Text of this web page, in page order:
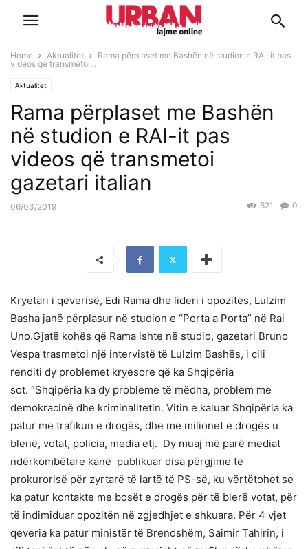
Home Aktualitet
Rama përplaset me Bashën në studion e RAI-it pas
videos që transmetoi...
Aktualitet
Rama përplaset me Bashën
në studion e RAI-it pas
videos që transmetoi
gazetari italian
06/03/2019 0
621
Kryetari i qeverisë, Edi Rama dhe lideri i opozitës, Lulzim
Basha janë përplasur në studion e “Porta a Porta” në Rai
Uno.Gjatë kohës që Rama ishte në studio, gazetari Bruno
Vespa trasmetoi një intervistë të Lulzim Bashës, i cili
renditi dy problemet kryesore që ka Shqipëria
sot. “Shqipëria ka dy probleme të mëdha, problem me
demokracinë dhe kriminalitetin. Vitin e kaluar Shqipëria ka
patur me trafikun e drogës, dhe me milionet e drogës u
blenë, votat, policia, media etj. Dy muaj më parë mediat
ndërkombëtare kanë publikuar disa përgjime të
prokurorisë për zyrtarë të lartë të PS-së, ku vërtëtohet se
ka patur kontakte me bosët e drogës për të blerë votat, për
të indimiduar opozitën në zgjedhjet e shkuara. Për 4 vjet
qeveria ka patur ministër të Brendshëm, Saimir Tahirin, i